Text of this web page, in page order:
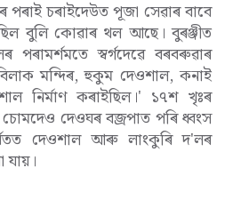
পৰাই চৰাইদেউত পূজা সেৱাৰ বাবে
বুলি কোৱাৰ থল আছে। বুৰঞ্জীত
স্বৰ্গদেৱে বৰবৰুৱাৰ
মন্দিৰ, হুকুম দেওশাল, কনাই
নিৰ্মাণ কৰাইছিল।' ১৭শ খৃঃৰ
দেওঘৰ বজ্ৰপাত পৰি ধ্বংস
দেওশাল আৰু লাংকুৰি দ'লৰ
যায়।